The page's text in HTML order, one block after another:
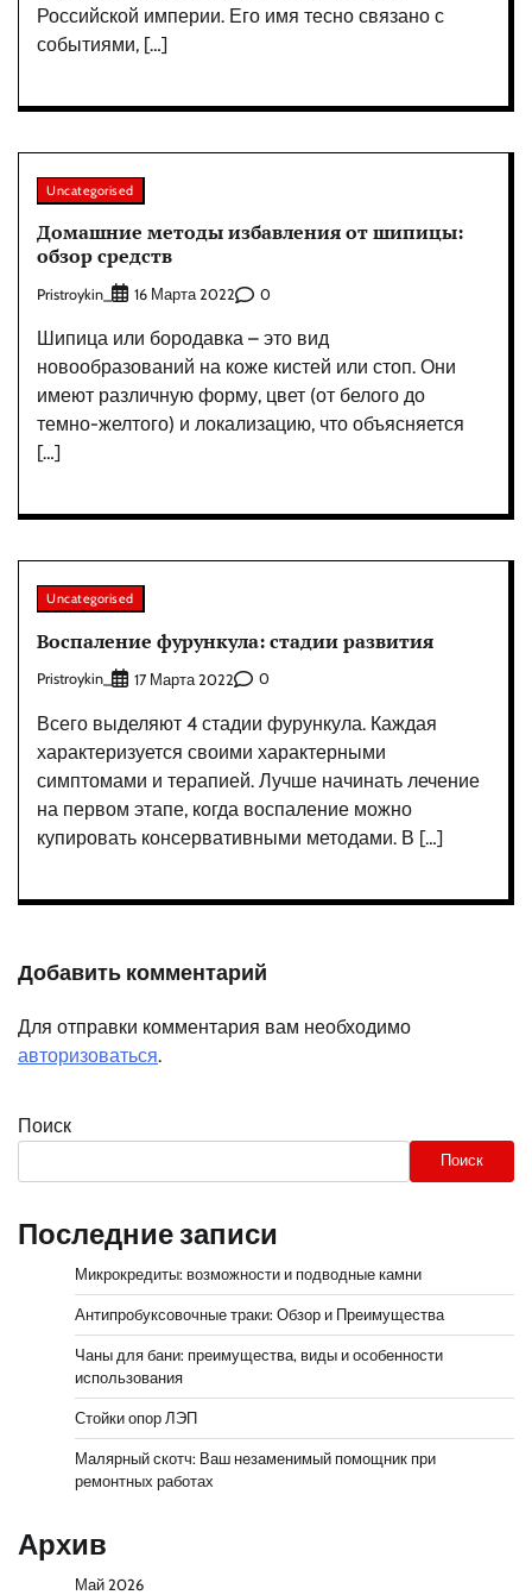
Российской империи. Его имя тесно связано с
событиями, […]
Uncategorised
Домашние методы избавления от шипицы:
обзор средств
Pristroykin_ 16 Марта 2022 0
Шипица или бородавка – это вид
новообразований на коже кистей или стоп. Они
имеют различную форму, цвет (от белого до
темно-желтого) и локализацию, что объясняется
[…]
Uncategorised
Воспаление фурункула: стадии развития
Pristroykin_ 17 Марта 2022 0
Всего выделяют 4 стадии фурункула. Каждая
характеризуется своими характерными
симптомами и терапией. Лучше начинать лечение
на первом этапе, когда воспаление можно
купировать консервативными методами. В […]
Добавить комментарий
Для отправки комментария вам необходимо
авторизоваться.
Поиск
Поиск
Последние записи
Микрокредиты: возможности и подводные камни
Антипробуксовочные траки: Обзор и Преимущества
Чаны для бани: преимущества, виды и особенности
использования
Стойки опор ЛЭП
Малярный скотч: Ваш незаменимый помощник при
ремонтных работах
Архив
Май 2026